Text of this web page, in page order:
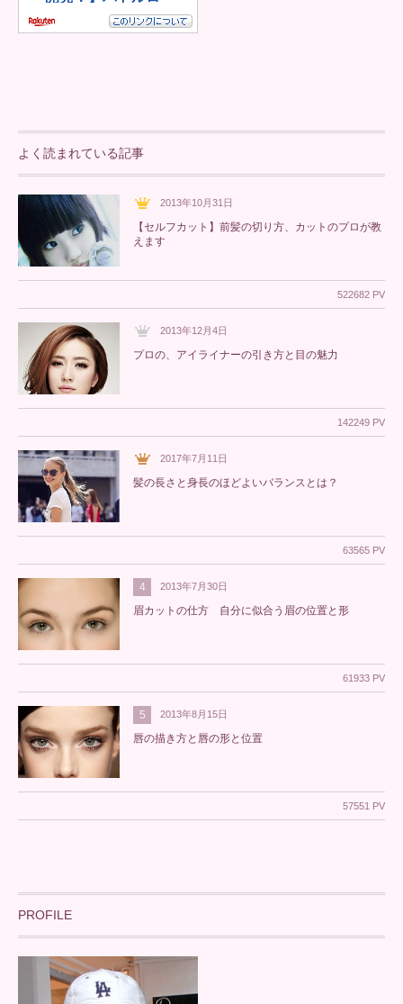
よく読まれている記事
2013年10月31日
【セルフカット】前髪の切り方、カットのプロが教
えます
522682 PV
2013年12月4日
プロの、アイライナーの引き方と目の魅力
142249 PV
2017年7月11日
髪の長さと身長のほどよいバランスとは？
63565 PV
4 2013年7月30日
眉カットの仕方 自分に似合う眉の位置と形
61933 PV
5 2013年8月15日
唇の描き方と唇の形と位置
57551 PV
PROFILE